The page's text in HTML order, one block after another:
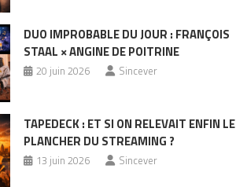
DUO IMPROBABLE DU JOUR : FRANÇOIS
STAAL × ANGINE DE POITRINE
20 juin 2026 Sincever
TAPEDECK : ET SI ON RELEVAIT ENFIN LE
PLANCHER DU STREAMING ?
13 juin 2026 Sincever